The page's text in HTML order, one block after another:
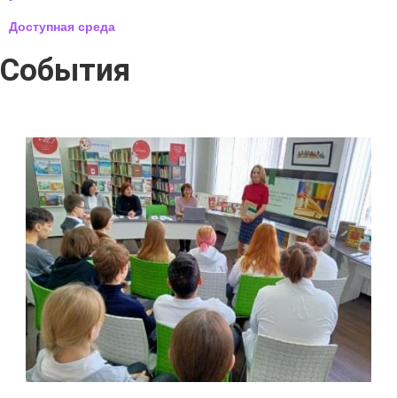
Доступная среда
События